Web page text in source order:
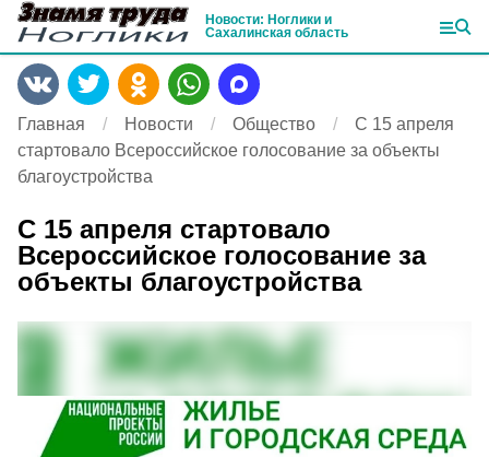
Новости: Ноглики и
Сахалинская область
Главная Новости Общество
С 15 апреля
стартовало Всероссийское голосование за объекты
благоустройства
С 15 апреля стартовало
Всероссийское голосование за
объекты благоустройства